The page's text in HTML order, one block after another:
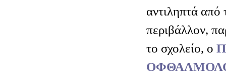
αντιληπτά από
περιβάλλον,
το σχολείο, ο